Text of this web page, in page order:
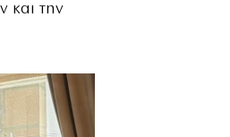
και την